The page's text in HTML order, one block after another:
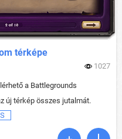
térképe
1027
a Battlegrounds
új térkép összes jutalmát.